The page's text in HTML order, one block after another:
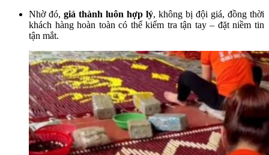
Nhờ đó, giá thành luôn hợp lý, không bị đội giá, đồng thời
khách hàng hoàn toàn có thể kiểm tra tận tay – đặt niềm tin
tận mắt.